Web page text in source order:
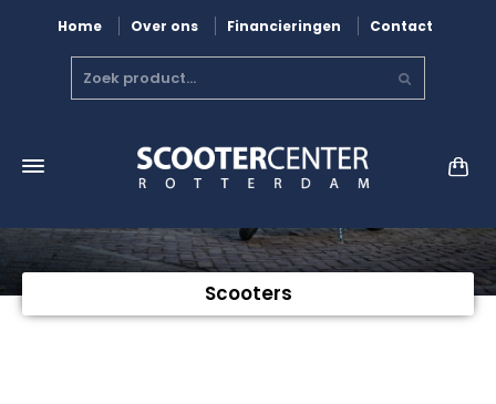
Home Over ons Financieringen Contact
Scooters